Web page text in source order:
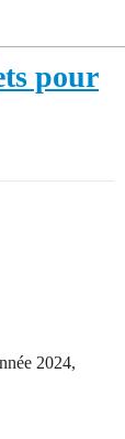
pour
2024,